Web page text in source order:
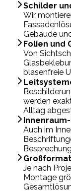
Schilder
Wir
Gebäude
Folien und
Von
blasenfreie
werden
Alltag
Auch im
Je nach
Montage